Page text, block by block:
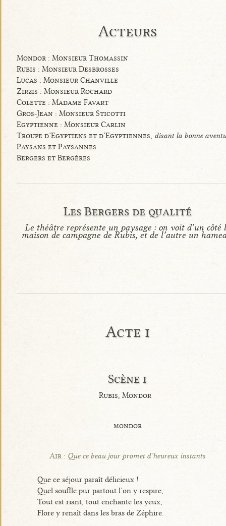
Acteurs
Mondor : Monsieur Thomassin
Rubis : Monsieur Desbrosses
Lucas : Monsieur Chanville
Zirzis : Monsieur Rochard
Colette : Madame Favart
Gros-Jean : Monsieur Sticotti
Egyptienne : Monsieur Carlin
Troupe d’Egyptiens et d’Egyptiennes, disant la bonne
Paysans et Paysannes
Bergers et Bergères
Les Bergers de qualité
Le théâtre représente un paysage : on voit d’un côté
maison de campagne de Rubis, et de l’autre un
Acte i
Scène i
Rubis, Mondor
mondor
Air : Que ce beau jour promet d’heureux instants
Que ce séjour paraît délicieux !
Quel souffle pur partout l’on y respire,
Tout est riant, tout enchante les yeux,
Flore y renaît dans les bras de Zéphire.